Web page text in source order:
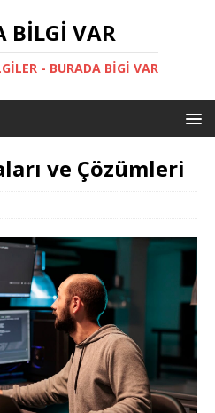
BILGI VAR
- BURADA BIGI VAR
ve Çözümleri